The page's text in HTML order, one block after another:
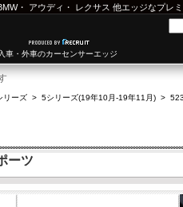
・ アウディ ・ レクサス 他エッジなプレ
車・外車のカーセンサーエッジ
リーズ > 5シリーズ(19年10月-19年11月) >
ーツ